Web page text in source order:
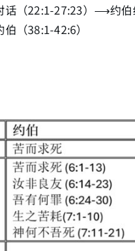
（22:1-27:23）⟶约伯
（38:1-42:6）